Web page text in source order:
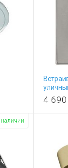
93481
4 690
наличии